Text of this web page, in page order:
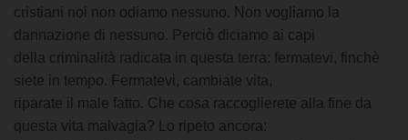
cristiani noi non odiamo nessuno. Non vogliamo la
dannazione di nessuno. Perciò diciamo ai capi
della criminalità radicata in questa terra: fermatevi, finchè
siete in tempo. Fermatevi, cambiate vita,
riparate il male fatto. Che cosa raccoglierete alla fine da
questa vita malvagia? Lo ripeto ancora: